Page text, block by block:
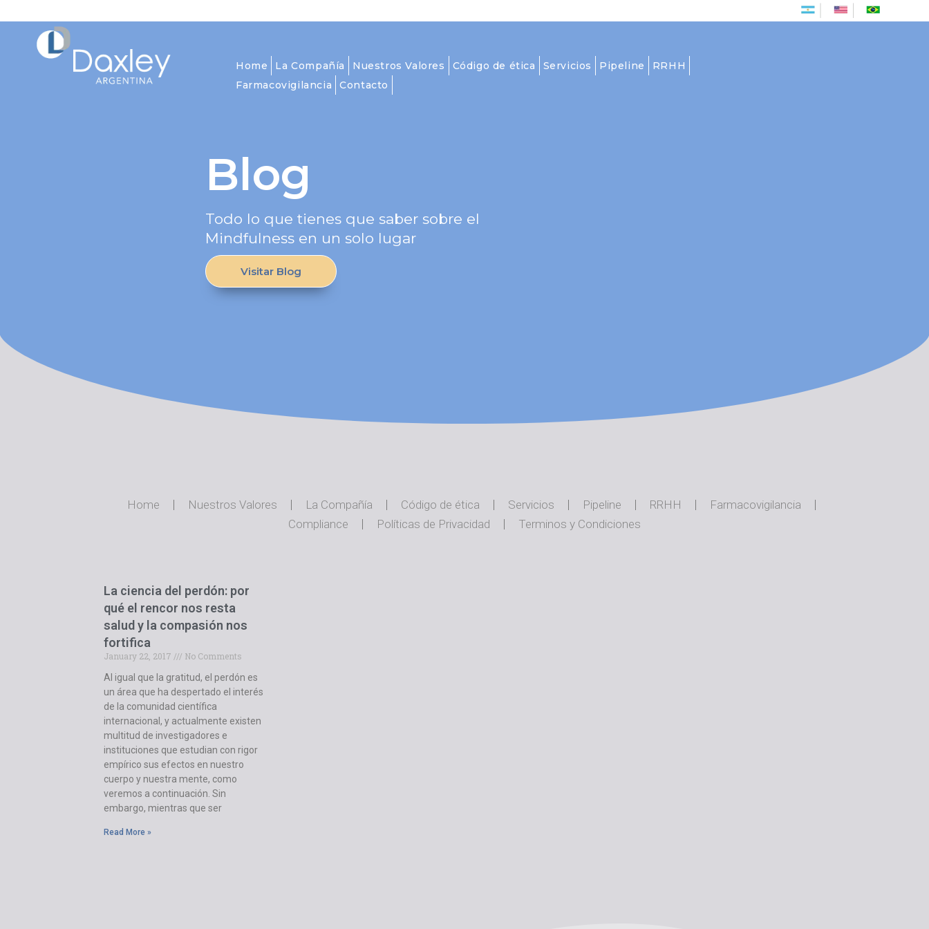
Home La Compañía Nuestros Valores Código de ética Servicios Pipeline
RRHH
Farmacovigilancia
Contacto
Blog
Todo lo que tienes que saber sobre el
Mindfulness en un solo lugar
Visitar Blog
Home Nuestros Valores La Compañía Código de ética Servicios Pipeline RRHH
Farmacovigilancia
Compliance
Políticas de Privacidad Terminos y Condiciones
La ciencia del perdón: por
qué el rencor nos resta
salud y la compasión nos
fortifica
January 22, 2017
No Comments
Al igual que la gratitud, el perdón es
un área que ha despertado el interés
de la comunidad científica
internacional, y actualmente existen
multitud de investigadores e
instituciones que estudian con rigor
empírico sus efectos en nuestro
cuerpo y nuestra mente, como
veremos a continuación. Sin
embargo, mientras que ser
Read More »